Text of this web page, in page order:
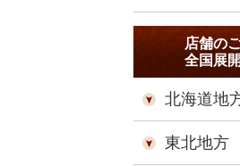
店舗の
全国展
北海道地
東北地方